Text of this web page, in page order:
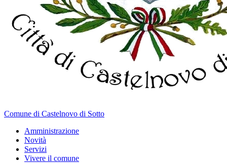
Comune di Castelnovo di Sotto
Amministrazione
Novità
Servizi
Vivere il comune